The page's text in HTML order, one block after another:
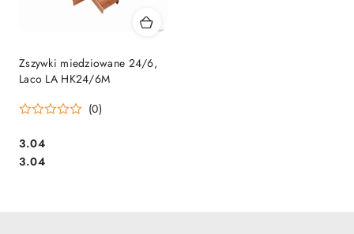
Zszywki miedziowane 24/6,
Laco LA HK24/6M
(0)
Cena:
3.04
Cena:
3.04